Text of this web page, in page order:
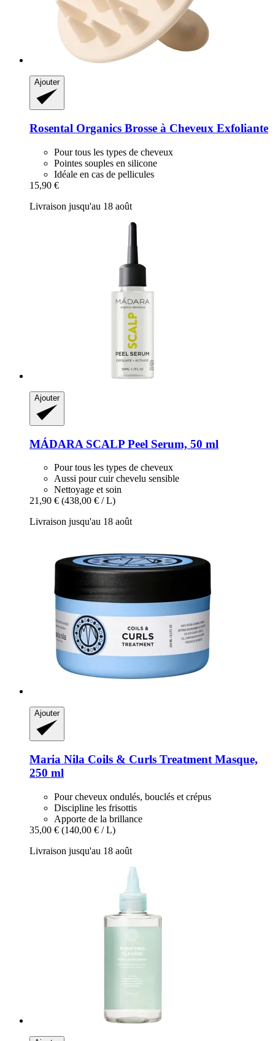
Ajouter
Rosental Organics Brosse à Cheveux Exfoliante
Pour tous les types de cheveux
Pointes souples en silicone
Idéale en cas de pellicules
15,90 €
Livraison jusqu'au 18 août
Ajouter
MÁDARA SCALP Peel Serum, 50 ml
Pour tous les types de cheveux
Aussi pour cuir chevelu sensible
Nettoyage et soin
21,90 € (438,00 € / L)
Livraison jusqu'au 18 août
Ajouter
Maria Nila Coils & Curls Treatment Masque,
250 ml
Pour cheveux ondulés, bouclés et crépus
Discipline les frisottis
Apporte de la brillance
35,00 € (140,00 € / L)
Livraison jusqu'au 18 août